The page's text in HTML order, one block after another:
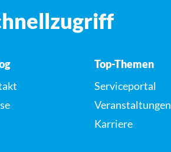
Top-Themen
Serviceportal
Veranstaltungen
Karriere